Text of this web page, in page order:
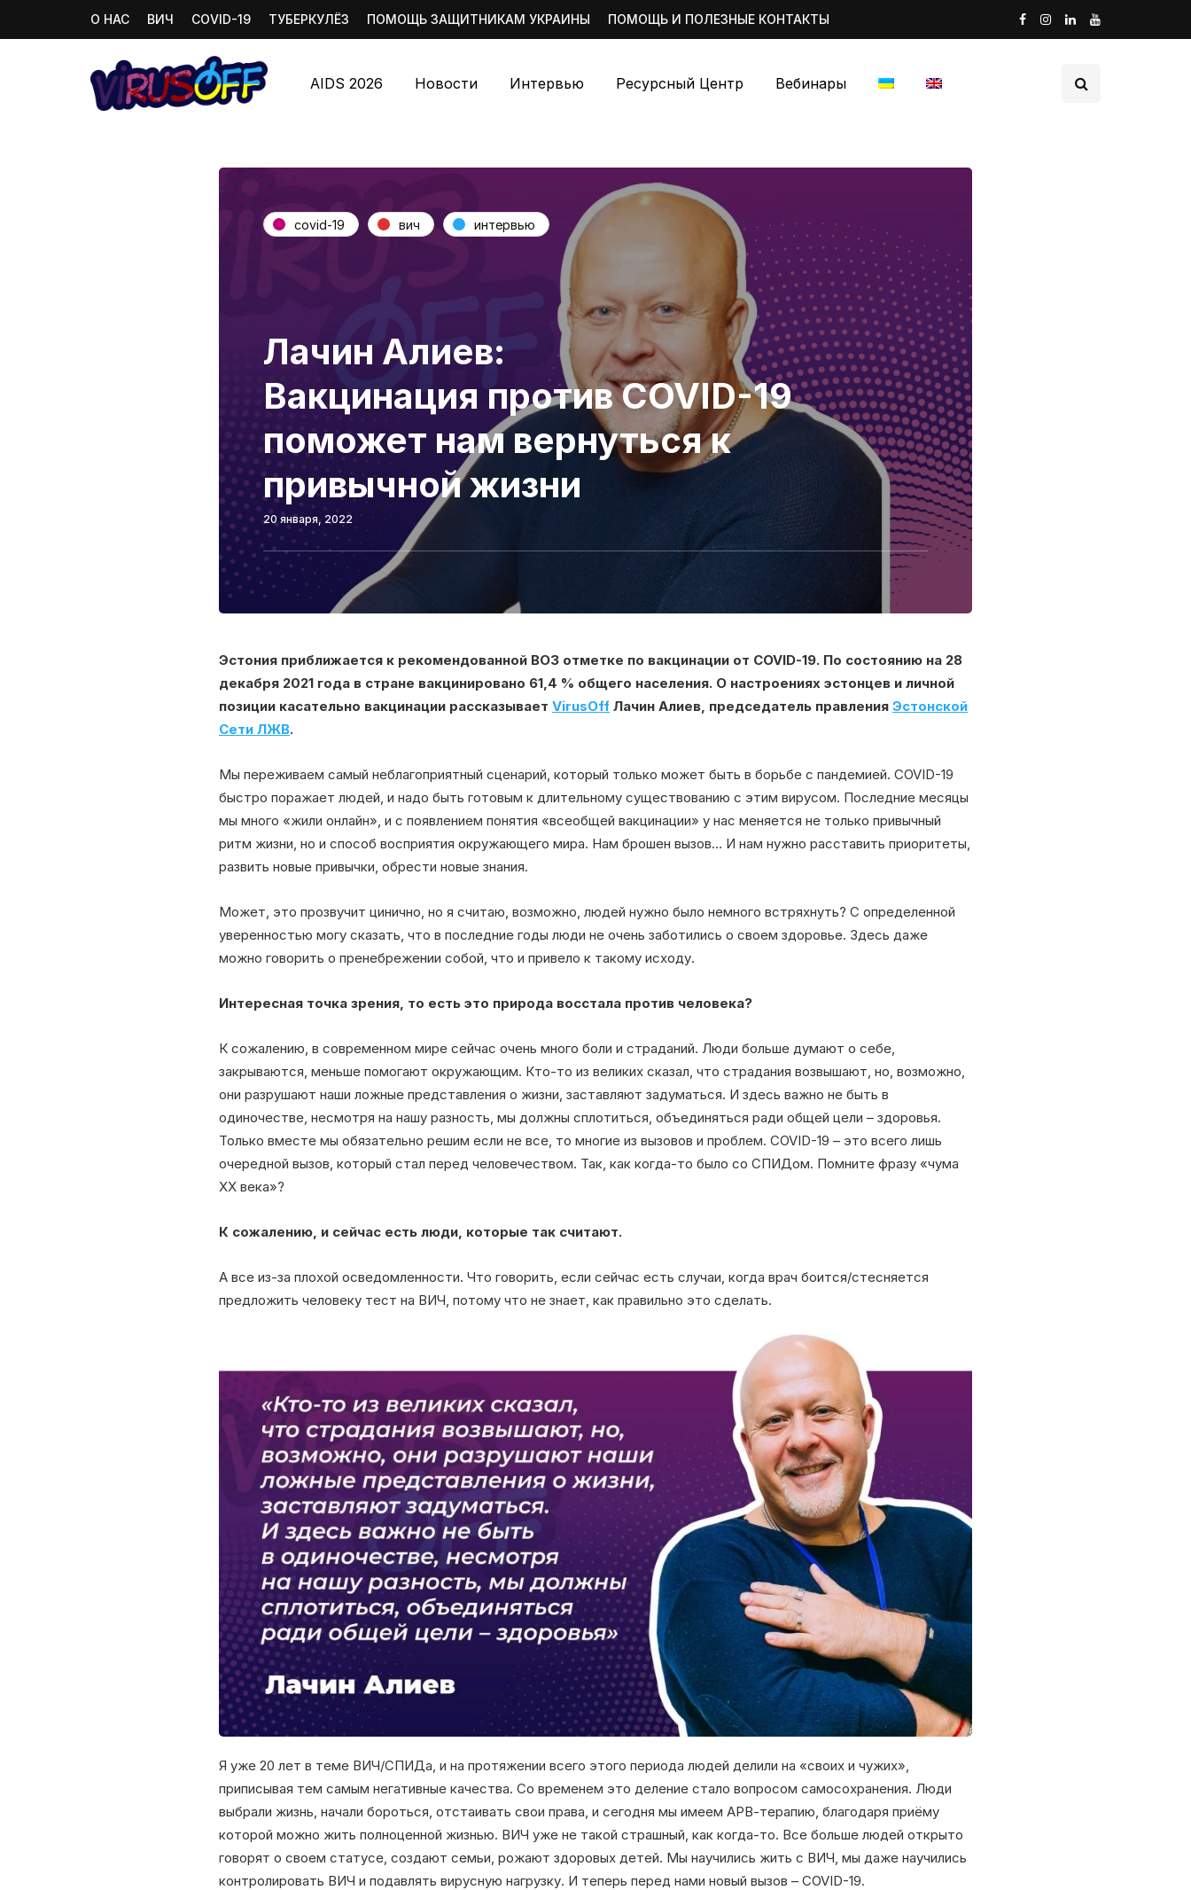
О НАС ВИЧ COVID-19 ТУБЕРКУЛЁЗ ПОМОЩЬ ЗАЩИТНИКАМ УКРАИНЫ ПОМОЩЬ И ПОЛЕЗНЫЕ КОНТАКТЫ
AIDS 2026 Новости Интервью Ресурсный Центр Вебинары
covid-19 вич интервью
Лачин Алиев:
Вакцинация против COVID-19
поможет нам вернуться к
привычной жизни
20 января, 2022
Эстония приближается к рекомендованной ВОЗ отметке по вакцинации от COVID-19. По состоянию на 28
декабря 2021 года в стране вакцинировано 61,4 % общего населения. О настроениях эстонцев и личной
позиции касательно вакцинации рассказывает VirusOff Лачин Алиев, председатель правления Эстонской
Сети ЛЖВ.
Мы переживаем самый неблагоприятный сценарий, который только может быть в борьбе с пандемией. COVID-19
быстро поражает людей, и надо быть готовым к длительному существованию с этим вирусом. Последние месяцы
мы много «жили онлайн», и с появлением понятия «всеобщей вакцинации» у нас меняется не только привычный
ритм жизни, но и способ восприятия окружающего мира. Нам брошен вызов… И нам нужно расставить приоритеты,
развить новые привычки, обрести новые знания.
Может, это прозвучит цинично, но я считаю, возможно, людей нужно было немного встряхнуть? С определенной
уверенностью могу сказать, что в последние годы люди не очень заботились о своем здоровье. Здесь даже
можно говорить о пренебрежении собой, что и привело к такому исходу.
Интересная точка зрения, то есть это природа восстала против человека?
К сожалению, в современном мире сейчас очень много боли и страданий. Люди больше думают о себе,
закрываются, меньше помогают окружающим. Кто-то из великих сказал, что страдания возвышают, но, возможно,
они разрушают наши ложные представления о жизни, заставляют задуматься. И здесь важно не быть в
одиночестве, несмотря на нашу разность, мы должны сплотиться, объединяться ради общей цели – здоровья.
Только вместе мы обязательно решим если не все, то многие из вызовов и проблем. COVID-19 – это всего лишь
очередной вызов, который стал перед человечеством. Так, как когда-то было со СПИДом. Помните фразу «чума
XX века»?
К сожалению, и сейчас есть люди, которые так считают.
А все из-за плохой осведомленности. Что говорить, если сейчас есть случаи, когда врач боится/стесняется
предложить человеку тест на ВИЧ, потому что не знает, как правильно это сделать.
Я уже 20 лет в теме ВИЧ/СПИДа, и на протяжении всего этого периода людей делили на «своих и чужих»,
приписывая тем самым негативные качества. Со временем это деление стало вопросом самосохранения. Люди
выбрали жизнь, начали бороться, отстаивать свои права, и сегодня мы имеем АРВ-терапию, благодаря приёму
которой можно жить полноценной жизнью. ВИЧ уже не такой страшный, как когда-то. Все больше людей открыто
говорят о своем статусе, создают семьи, рожают здоровых детей. Мы научились жить с ВИЧ, мы даже научились
контролировать ВИЧ и подавлять вирусную нагрузку. И теперь перед нами новый вызов – COVID-19.